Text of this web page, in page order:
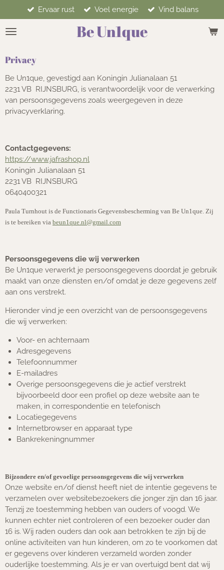
direct
naar
Be Un1que
Ervaar rust Voel energie Vind balans
Privacy
Be Un1que, gevestigd aan Koningin Julianalaan 51
2231 VB RIJNSBURG, is verantwoordelijk voor de verwerking
van persoonsgegevens zoals weergegeven in deze
privacyverklaring.
Contactgegevens:
https://www.jafrashop.nl
Koningin Julianalaan 51
2231 VB RIJNSBURG
0640400321
Paula Turnhout is de Functionaris Gegevensbescherming van Be Un1que. Zij
is te bereiken via beun1que.nl@gmail.com
Persoonsgegevens die wij verwerken
Be Un1que verwerkt je persoonsgegevens doordat je gebruik
maakt van onze diensten en/of omdat je deze gegevens zelf
aan ons verstrekt.
Hieronder vind je een overzicht van de persoonsgegevens
die wij verwerken:
Voor- en achternaam
Adresgegevens
Telefoonnummer
E-mailadres
Overige persoonsgegevens die je actief verstrekt
bijvoorbeeld door een profiel op deze website aan te
maken, in correspondentie en telefonisch
Locatiegegevens
Internetbrowser en apparaat type
Bankrekeningnummer
Bijzondere en/of gevoelige persoonsgegevens die wij verwerken
Onze website en/of dienst heeft niet de intentie gegevens te
verzamelen over websitebezoekers die jonger zijn dan 16 jaar.
Tenzij ze toestemming hebben van ouders of voogd. We
kunnen echter niet controleren of een bezoeker ouder dan
16 is. Wij raden ouders dan ook aan betrokken te zijn bij de
online activiteiten van hun kinderen, om zo te voorkomen dat
er gegevens over kinderen verzameld worden zonder
ouderlijke toestemming. Als je er van overtuigd bent dat wij